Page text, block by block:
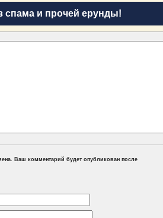
спама и прочей ерунды!
Ваш комментарий будет опубликован после